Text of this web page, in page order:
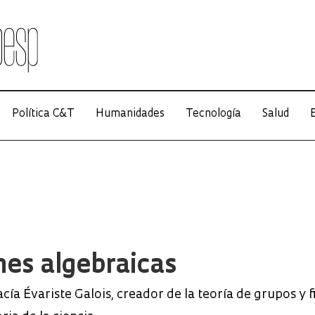
Política C&T Humanidades Tecnología Salud
algebraicas
Évariste Galois, creador de la teoría de grupos y